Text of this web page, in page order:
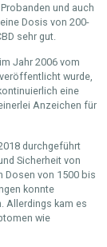
und auch
Dosis von 200-
sehr gut.
Jahr 2006 vom
wurde,
eine
Anzeichen für
durchgeführt
Sicherheit von
Dosen von 1500 bis
konnte
Allerdings kam es
wie